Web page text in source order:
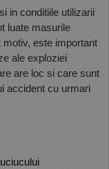
in conditiile utilizarii
luate masurile
este important
ale exploziei
are loc si care sunt
accident cu urmari